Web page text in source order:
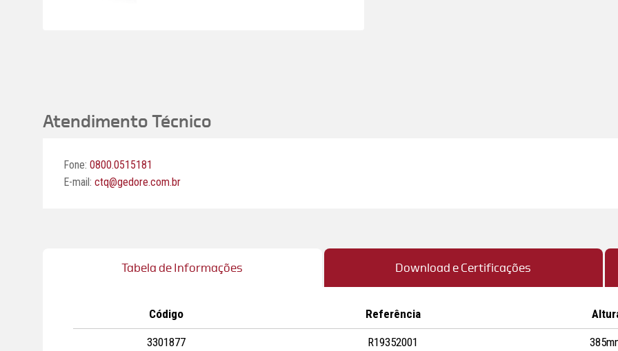
Atendimento Técnico
Fone: 0800.0515181
E-mail: ctq@gedore.com.br
Tabela de Informações Download e Certificações
Código Referência
3301877 R19352001